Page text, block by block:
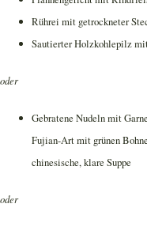
Rührei mit getrockneter
Sautierter Holzkohlepilz
oder
Gebratene Nudeln mit
Fujian-Art mit grünen
chinesische, klare Suppe
oder